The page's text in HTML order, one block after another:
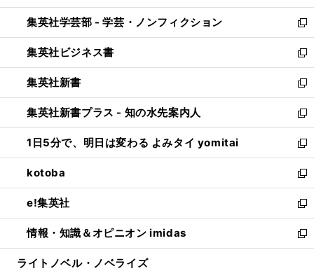
開
く
ウ
で
開
く
ン
ド
ウ
で
開
く
ウ
ィ
ン
ド
ウ
で
開
く
集英社学芸部 - 学芸・ノンフィクション
新
し
い
ウ
ィ
ン
ド
ウ
で
開
く
集英社ビジネス書
新
し
い
ウ
ィ
ン
ド
ウ
で
開
く
集英社新書
新
し
い
ウ
ィ
ン
ド
ウ
で
開
く
集英社新書プラス - 知の水先案内人
新
し
い
ウ
ィ
ン
ド
ウ
で
開
1日5分で、明日は変わる よみタイ yomitai
新
し
い
ウ
ィ
ン
ド
ウ
kotoba
新
し
い
ウ
ィ
ン
e!集英社
新
し
い
ウ
情報・知識＆オピニオン imidas
新
し
ライトノベル・ノベライズ